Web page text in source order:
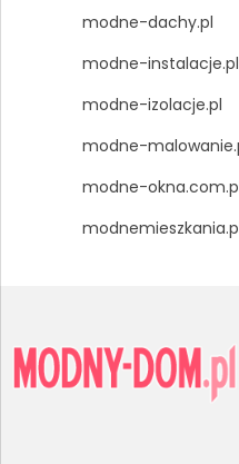
modne-dachy.pl
modne-instalacje.pl
modne-izolacje.pl
modne-
modne-